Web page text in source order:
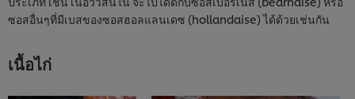
ซอสอื่นๆที่มีเบสของซอสฮอลแลนเดซ (hollandaise) ได้ด้วยเช่นกัน
เนื้อไก่